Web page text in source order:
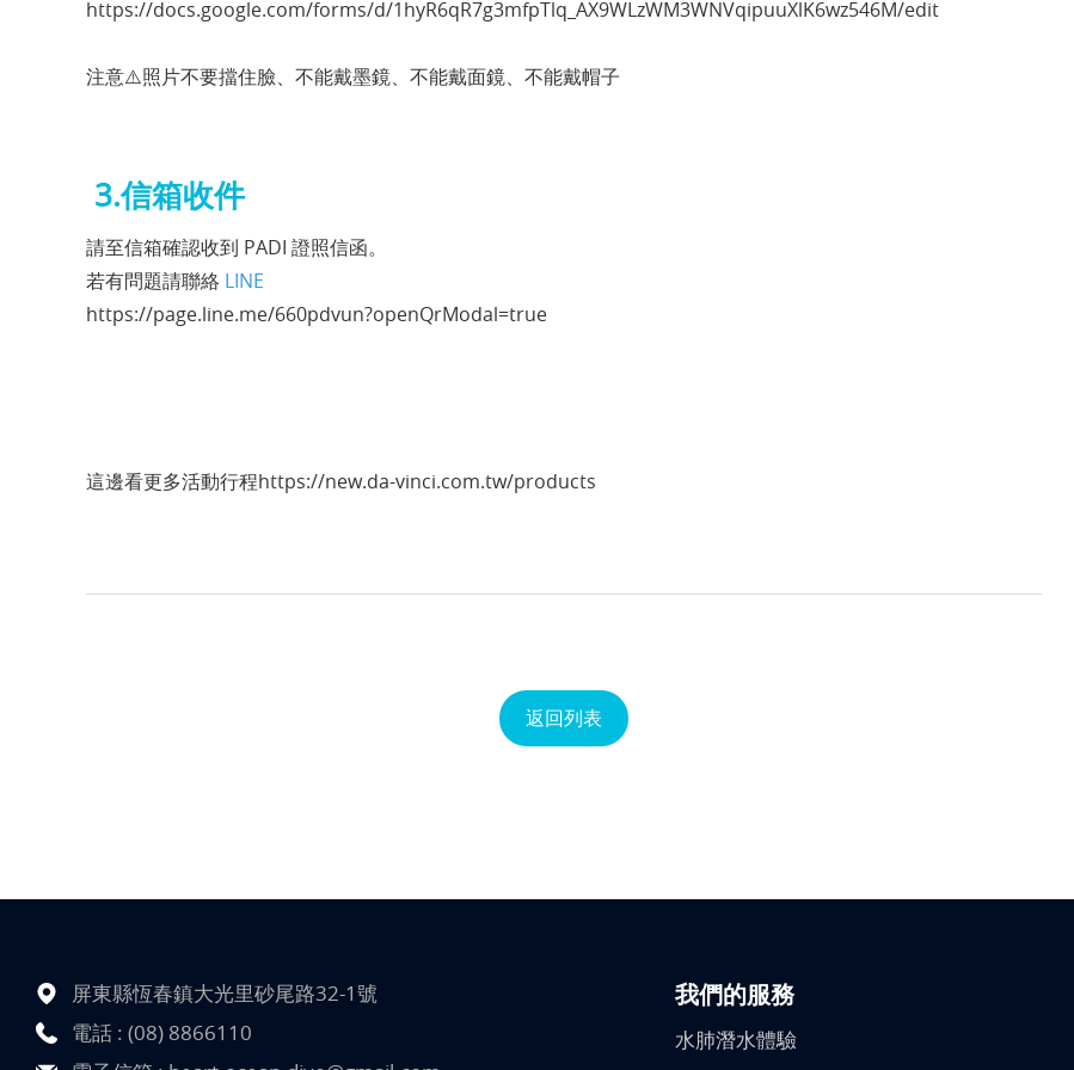
https://docs.google.com/forms/d/1hyR6qR7g3mfpTlq_AX9WLzWM3WNVqipuuXlK6wz546M/edit
注意⚠️照片不要擋住臉、不能戴墨鏡、不能戴面鏡、不能戴帽子
3.信箱收件
請至信箱確認收到 PADI 證照信函。
若有問題請聯絡 LINE
https://page.line.me/660pdvun?openQrModal=true
這邊看更多活動行程https://new.da-vinci.com.tw/products
返回列表
我們的服務
水肺潛水體驗
屏東縣恆春鎮大光里砂尾路32-1號
電話 : (08) 8866110